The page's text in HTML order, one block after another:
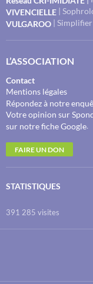
VIVENCIELLE |
VULGAROO |
L’ASSOCIATION
Contact
Mentions légales
Répondez à notre
Votre opinion sur
sur notre fiche Google.
FAIRE UN DON
STATISTIQUES
391 285 visites